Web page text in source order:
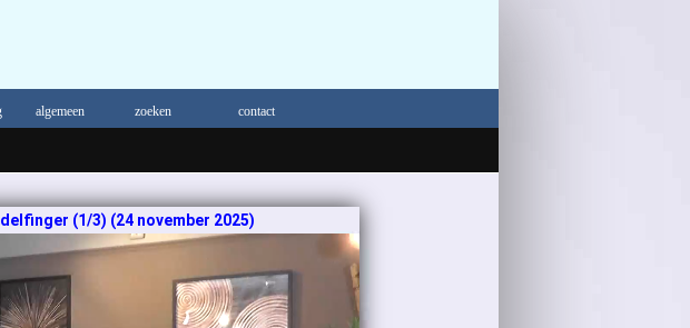
algemeen zoeken contact
(1/3) (24 november 2025)